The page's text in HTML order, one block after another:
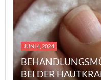
JUNI 4, 2024
BEI DER